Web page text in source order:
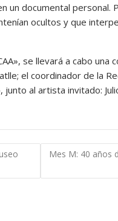
un documental personal.
ocultos y que
se llevará a cabo
el coordinador de la
al artista invitado:
Mes M: 40 años